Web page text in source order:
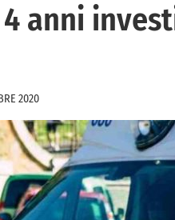
anni
2020